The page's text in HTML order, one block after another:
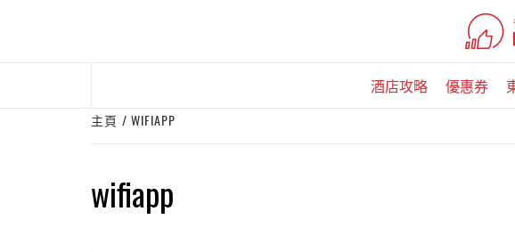
酒店攻略 優惠券
主頁 WIFIAPP
wifiapp